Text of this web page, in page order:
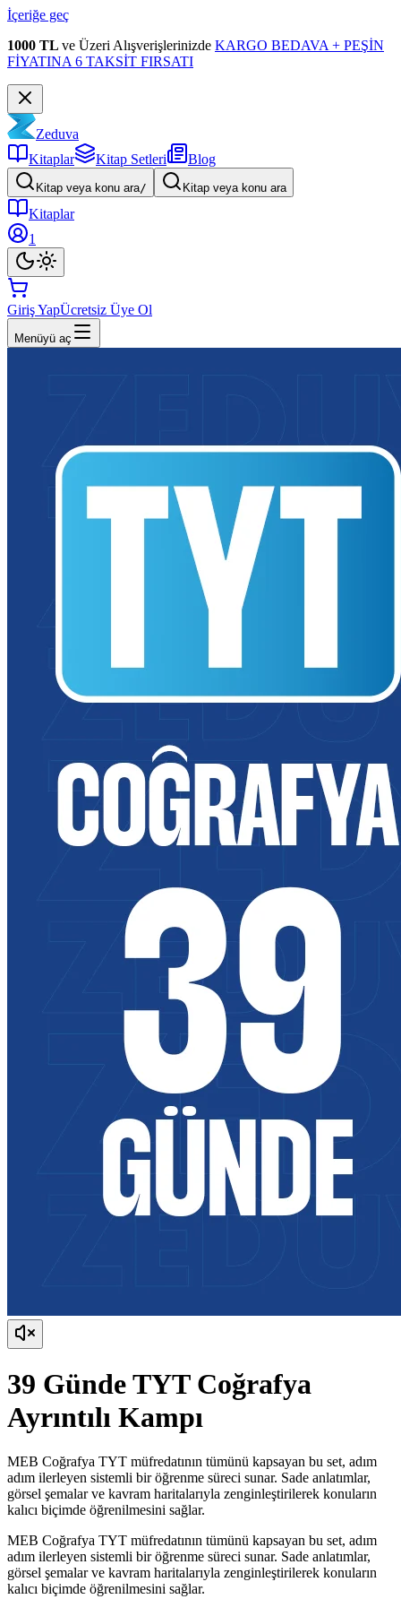
İçeriğe geç
1000 TL ve Üzeri Alışverişlerinizde KARGO BEDAVA + PEŞİN
FİYATINA 6 TAKSİT FIRSATI
Zeduva
Kitaplar
Kitap Setleri Blog
Kitap veya konu ara/ Kitap veya konu ara
Kitaplar
1
Giriş YapÜcretsiz Üye Ol
Menüyü aç
39 Günde TYT Coğrafya
Ayrıntılı Kampı
MEB Coğrafya TYT müfredatının tümünü kapsayan bu set, adım
adım ilerleyen sistemli bir öğrenme süreci sunar. Sade anlatımlar,
görsel şemalar ve kavram haritalarıyla zenginleştirilerek konuların
kalıcı biçimde öğrenilmesini sağlar.
MEB Coğrafya TYT müfredatının tümünü kapsayan bu set, adım
adım ilerleyen sistemli bir öğrenme süreci sunar. Sade anlatımlar,
görsel şemalar ve kavram haritalarıyla zenginleştirilerek konuların
kalıcı biçimde öğrenilmesini sağlar.